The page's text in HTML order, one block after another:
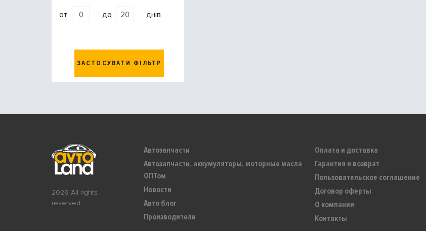
от до днів
ЗАСТОСУВАТИ ФІЛЬТР
2026 All rights
reserved
Автозапчасти
Автозапчасти, аккумуляторы, моторные масла
ОПТом
Новости
Авто блог
Производители
Оплата и доставка
Гарантия и возврат
Пользовательское соглашение
Договор оферты
О компании
Контакты